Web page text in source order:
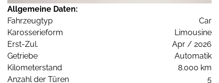
Allgemeine Daten:
Fahrzeugtyp
Car
Karosserieform
Limousine
Erst-Zul.
Apr / 2026
Getriebe
Automatik
Kilometerstand
8.000 km
Anzahl der Türen
5